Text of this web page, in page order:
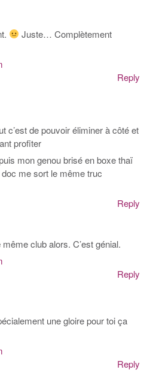
Juste… Complètement
Reply
c’est de pouvoir éliminer à côté et
profiter
mon genou brisé en boxe thaï
me sort le même truc
Reply
club alors. C’est génial.
Reply
une gloire pour toi ça
Reply